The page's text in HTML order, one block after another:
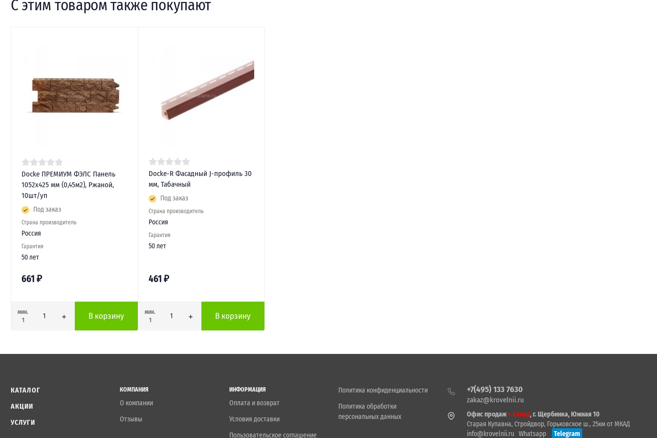
С этим товаром также покупают
Docke ПРЕМИУМ ФЭЛС Панель
1052х425 мм (0,45м2), Ржаной,
10шт/уп
Под заказ
Страна производитель
Россия
Гарантия
50 лет
661 ₽
мин.
1
В корзину
Docke-R Фасадный J-профиль 30
мм, Табачный
Под заказ
Страна производитель
Россия
Гарантия
50 лет
461 ₽
мин.
1
В корзину
КАТАЛОГ
АКЦИИ
УСЛУГИ
КОМПАНИЯ
О компании
Отзывы
ИНФОРМАЦИЯ
Оплата и возврат
Условия доставки
Пользовательское соглашение
Политика конфиденциальности
Политика обработки
персональных данных
+7(495) 133 7630
zakaz@krovelnii.ru
Офис продаж+ Склад, г. Щербинка, Южная 10
Старая Купавна, Стройдвор, Горьковское ш., 25км от МКАД
info@krovelnii.ru
Whatsapp Telegram